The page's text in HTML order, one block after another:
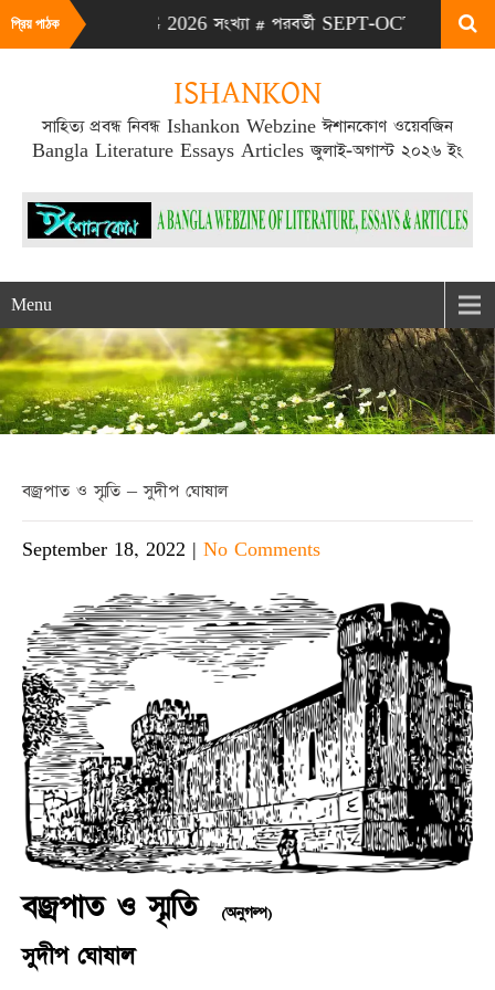
প্রিয় পাঠক
এটা JULY-AUG 2026 সংখ্যা # পরবর্তী SEPT-OCT 2026 সংখ্যা
ISHANKON
সাহিত্য প্রবন্ধ নিবন্ধ Ishankon Webzine ঈশানকোণ ওয়েবজিন
Bangla Literature Essays Articles জুলাই-অগাস্ট ২০২৬ ইং
Menu
বজ্রপাত ও স্মৃতি – সুদীপ ঘোষাল
September 18, 2022 | No Comments
বজ্রপাত ও স্মৃতি (অনুগল্প)
সুদীপ ঘোষাল